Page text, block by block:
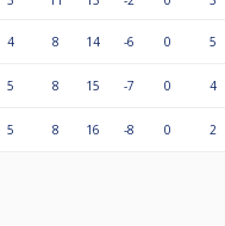
4 8 14 -6 0 5
5 8 15 -7 0 4
5 8 16 -8 0 2